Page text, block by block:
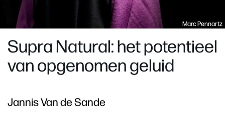
Marc Pennartz
Supra Natural: het potentieel
van opgenomen geluid
Jannis Van de Sande